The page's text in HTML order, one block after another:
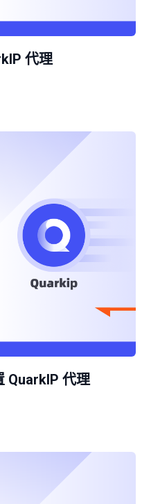
代理
QuarkIP 代理